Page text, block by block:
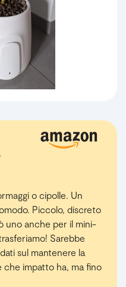
o cipolle. Un
Piccolo, discreto
uno anche per il mini-
Sarebbe
sul mantenere la
che impatto ha, ma fino